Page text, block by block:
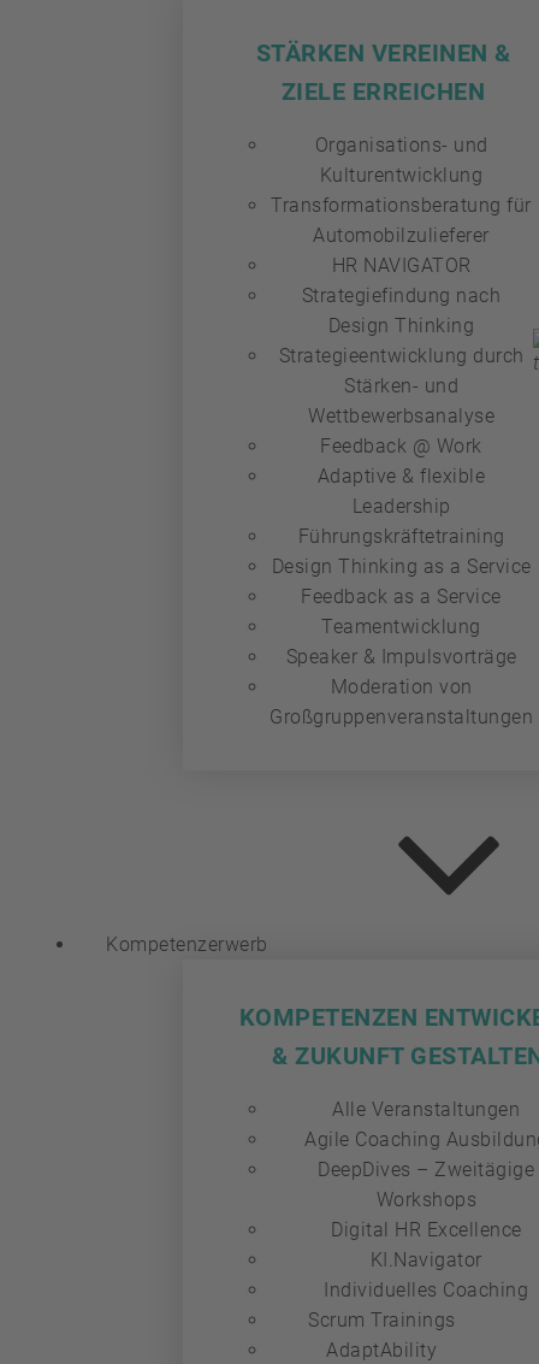
STÄRKEN VEREINEN &
ZIELE ERREICHEN
Organisations- und
Kulturentwicklung
Transformationsberatung für
Automobilzulieferer
HR NAVIGATOR
Strategiefindung nach
Design Thinking
Strategieentwicklung durch
Stärken- und
Wettbewerbsanalyse
Feedback @ Work
Adaptive & flexible
Leadership
Führungskräftetraining
Design Thinking as a Service
Feedback as a Service
Teamentwicklung
Speaker & Impulsvorträge
Moderation von
Großgruppenveranstaltungen
Kompetenzerwerb
KOMPETENZEN
& ZUKUNFT
Alle Veranstaltungen
Agile Coaching
DeepDives – Zweitägige
Workshops
Digital HR Excellence
KI.Navigator
Individuelles Coaching
Scrum Trainings
AdaptAbility